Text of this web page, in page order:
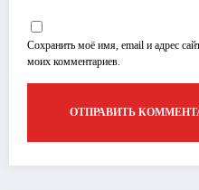
Сохранить моё имя, email и адрес
моих комментариев.